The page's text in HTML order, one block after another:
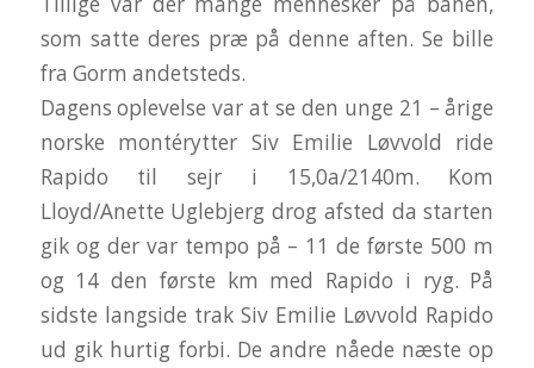
som satte deres præ på denne aften. Se bille
fra Gorm andetsteds.
Dagens oplevelse var at se den unge 21 – årige
norske montérytter Siv Emilie Løvvold ride
Rapido til sejr i 15,0a/2140m. Kom
Lloyd/Anette Uglebjerg drog afsted da starten
gik og der var tempo på – 11 de første 500 m
og 14 den første km med Rapido i ryg. På
sidste langside trak Siv Emilie Løvvold Rapido
ud gik hurtig forbi. De andre nåede næste op